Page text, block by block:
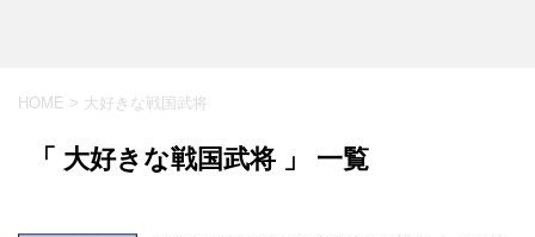
HOME > 大好きな戦国武将
「 大好きな戦国武将 」 一覧